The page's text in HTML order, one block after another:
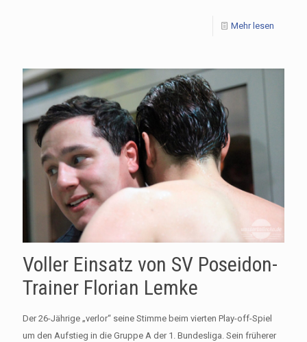
Mehr lesen
Voller Einsatz von SV Poseidon-
Trainer Florian Lemke
Der 26-Jährige „verlor“ seine Stimme beim vierten Play-off-Spiel
um den Aufstieg in die Gruppe A der 1. Bundesliga. Sein früherer